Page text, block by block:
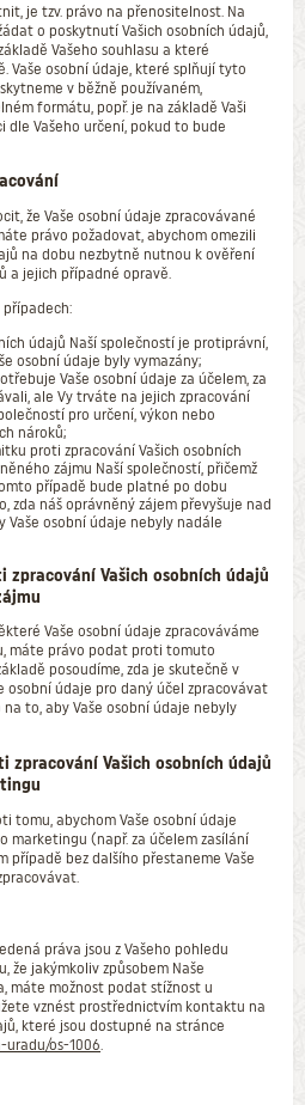
je tzv. právo na přenositelnost. Na
o poskytnutí Vašich osobních údajů,
Vašeho souhlasu a které
Vaše osobní údaje, které splňují tyto
v běžně používaném,
formátu, popř. je na základě Vaši
dle Vašeho určení, pokud to bude
že Vaše osobní údaje zpracovávané
právo požadovat, abychom omezili
na dobu nezbytně nutnou k ověření
a jejich případné opravě.
údajů Naší společností je protiprávní,
osobní údaje byly vymazány;
Vaše osobní údaje za účelem, za
ale Vy trváte na jejich zpracování
pro určení, výkon nebo
nároků;
proti zpracování Vašich osobních
zájmu Naší společností, přičemž
případě bude platné po dobu
zda náš oprávněný zájem převyšuje nad
Vaše osobní údaje nebyly nadále
zpracování Vašich osobních údajů
Vaše osobní údaje zpracováváme
máte právo podat proti tomuto
posoudíme, zda je skutečně v
osobní údaje pro daný účel zpracovávat
to, aby Vaše osobní údaje nebyly
zpracování Vašich osobních údajů
tomu, abychom Vaše osobní údaje
marketingu (např. za účelem zasílání
případě bez dalšího přestaneme Vaše
práva jsou z Vašeho pohledu
že jakýmkoliv způsobem Naše
máte možnost podat stížnost u
vznést prostřednictvím kontaktu na
které jsou dostupné na stránce
uradu/os-1006